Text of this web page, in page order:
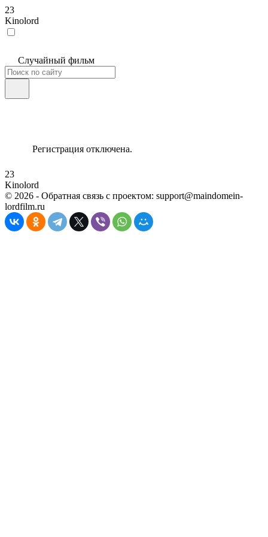
23
Kinolord
Случайный фильм
Регистрация отключена.
23
Kinolord
© 2026 - Обратная связь с проектом: support@maindomein-
lordfilm.ru